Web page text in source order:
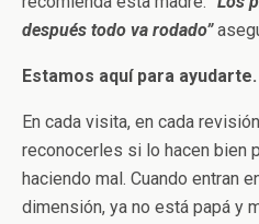
después todo va rodado”
Estamos aquí para ayudarte.
En cada visita, en cada
reconocerles si lo hacen bien
haciendo mal. Cuando entran
dimensión, ya no está papá y